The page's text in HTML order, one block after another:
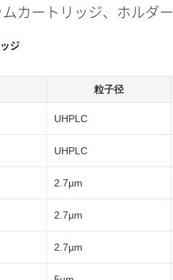
カートリッジ、ホルダー
ジ
粒子径
UHPLC
UHPLC
2.7µm
2.7µm
2.7µm